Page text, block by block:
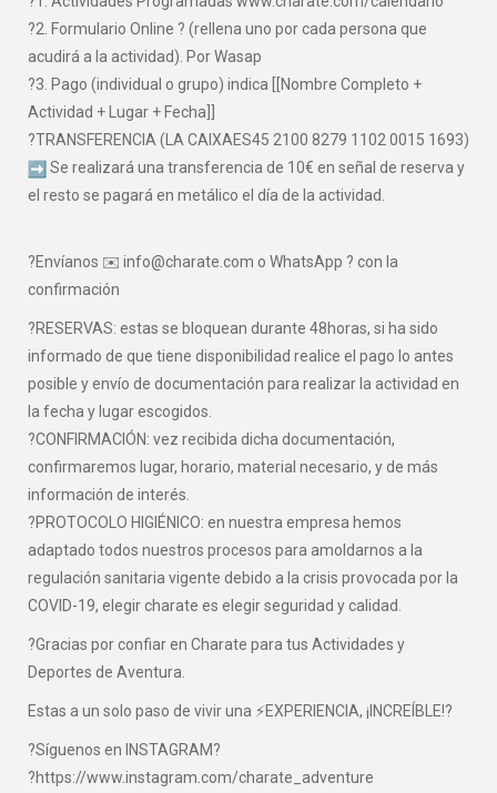
?2. Formulario Online ? (rellena uno por cada persona que
acudirá a la actividad). Por Wasap
?3. Pago (individual o grupo) indica [[Nombre Completo +
Actividad + Lugar + Fecha]]
?TRANSFERENCIA (LA CAIXAES45 2100 8279 1102 0015 1693)
Se realizará una transferencia de 10€ en señal de reserva y
el resto se pagará en metálico el día de la actividad.
?Envíanos ✉️ info@charate.com o WhatsApp ? con la
confirmación
?RESERVAS: estas se bloquean durante 48horas, si ha sido
informado de que tiene disponibilidad realice el pago lo antes
posible y envío de documentación para realizar la actividad en
la fecha y lugar escogidos.
?CONFIRMACIÓN: vez recibida dicha documentación,
confirmaremos lugar, horario, material necesario, y de más
información de interés.
?PROTOCOLO HIGIÉNICO: en nuestra empresa hemos
adaptado todos nuestros procesos para amoldarnos a la
regulación sanitaria vigente debido a la crisis provocada por la
COVID-19, elegir charate es elegir seguridad y calidad.
?Gracias por confiar en Charate para tus Actividades y
Deportes de Aventura.
Estas a un solo paso de vivir una ⚡EXPERIENCIA, ¡INCREÍBLE!?
?Síguenos en INSTAGRAM?
?https://www.instagram.com/charate_adventure